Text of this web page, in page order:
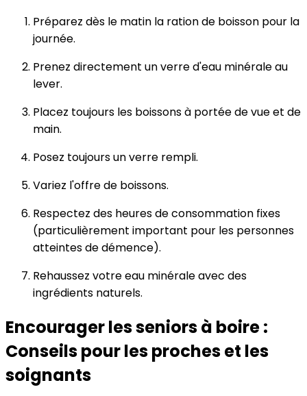
Préparez dès le matin la ration de boisson pour la
journée.
Prenez directement un verre d'eau minérale au
lever.
Placez toujours les boissons à portée de vue et de
main.
Posez toujours un verre rempli.
Variez l'offre de boissons.
Respectez des heures de consommation fixes
(particulièrement important pour les personnes
atteintes de démence).
Rehaussez votre eau minérale avec des
ingrédients naturels.
Encourager les seniors à boire :
Conseils pour les proches et les
soignants